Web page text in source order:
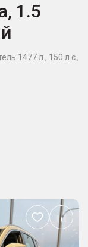
1.5
1477 л., 150 л.с.,
Добавить
в
избранное